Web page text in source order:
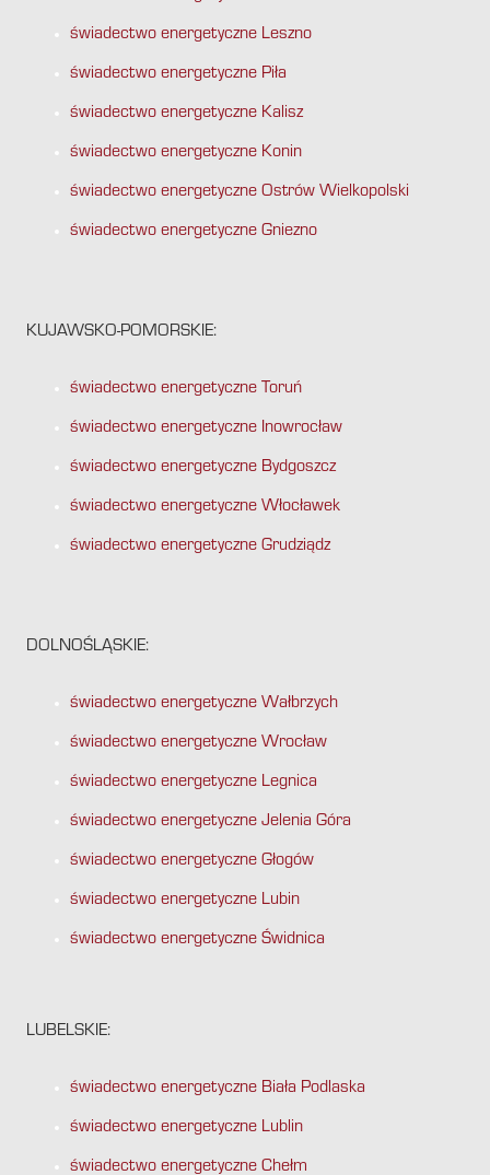
świadectwo energetyczne Leszno
świadectwo energetyczne Piła
świadectwo energetyczne Kalisz
świadectwo energetyczne Konin
świadectwo energetyczne Ostrów Wielkopolski
świadectwo energetyczne Gniezno
KUJAWSKO-POMORSKIE:
świadectwo energetyczne Toruń
świadectwo energetyczne Inowrocław
świadectwo energetyczne Bydgoszcz
świadectwo energetyczne Włocławek
świadectwo energetyczne Grudziądz
DOLNOŚLĄSKIE:
świadectwo energetyczne Wałbrzych
świadectwo energetyczne Wrocław
świadectwo energetyczne Legnica
świadectwo energetyczne Jelenia Góra
świadectwo energetyczne Głogów
świadectwo energetyczne Lubin
świadectwo energetyczne Świdnica
LUBELSKIE:
świadectwo energetyczne Biała Podlaska
świadectwo energetyczne Lublin
świadectwo energetyczne Chełm